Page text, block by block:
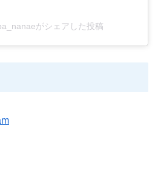
がシェアした投稿